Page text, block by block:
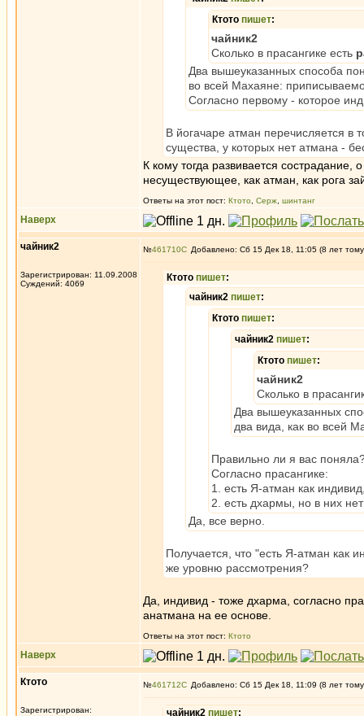
Ктото пишет:
чайник2
Сколько в прасангике есть
Два вышеуказанных способа
во всей Махаяне:
Согласно первому - которое
В йогачаре атман перечисляется в
существа, у которых нет атмана -
К кому тогда развивается сострадание,
несуществующее, как атман, как рога
Ответы на этот пост: Ктото Серж шинтанг
Наверх
чайник2
Зарегистрирован: 11.09.2008
Суждений: 4069
№461710 Добавлено: Сб 15 Дек 18, 11:05 (8 лет
Ктото пишет:
чайник2 пишет:
Ктото пишет:
чайник2 пишет:
Ктото пишет:
чайник2
Сколько в
Два вышеуказанных
два вида, как во всей
Правильно ли я вас
Согласно прасангике:
1. есть Я-атман как
2. есть дхармы, но в них
Да, все верно.
Получается, что "есть Я-атман как
же уровню рассмотрения?
Да, индивид - тоже дхарма, согласно
анатмана на ее основе.
Ответы на этот пост: Ктото
Наверх
Ктото
Зарегистрирован:
№461712 Добавлено: Сб 15 Дек 18, 11:09 (8 лет
чайник2 пишет: